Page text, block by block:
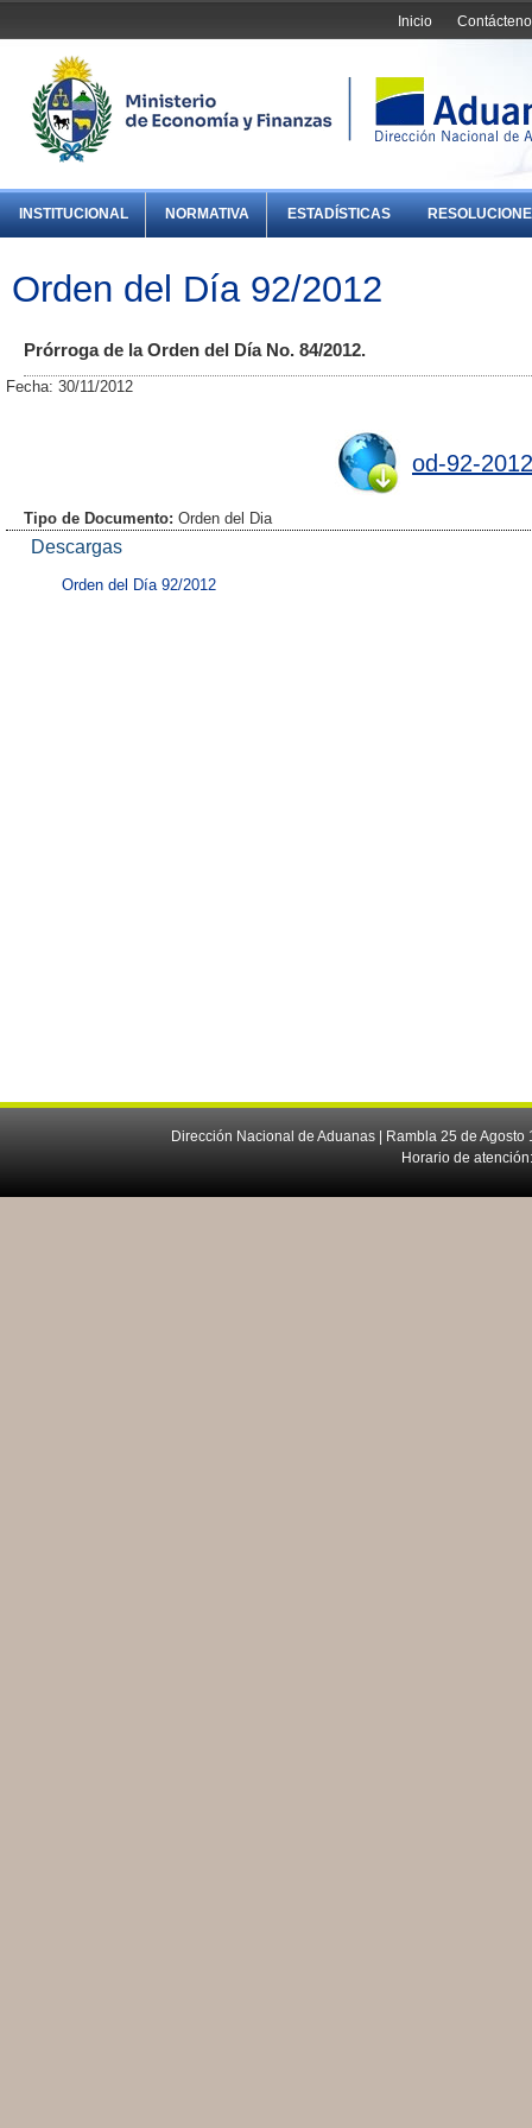
Inicio
INSTITUCIONAL NORMATIVA ESTADÍSTICAS
Orden del Día 92/2012
Prórroga de la Orden del Día No. 84/2012.
Fecha: 30/11/2012
od-92-
Tipo de Documento: Orden del Dia
Descargas
Orden del Día 92/2012
Dirección Nacional de Aduanas | Rambla 25 de
Horario de